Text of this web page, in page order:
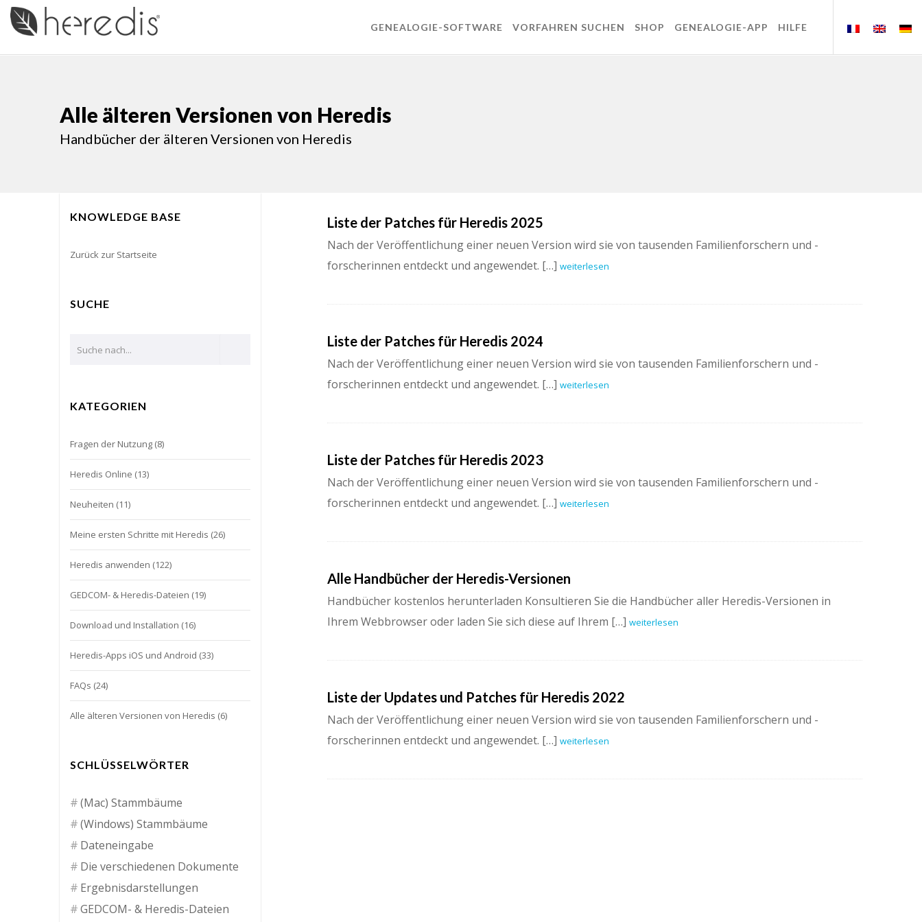
GENEALOGIE-SOFTWARE VORFAHREN SUCHEN SHOP GENEALOGIE-APP HILFE
Alle älteren Versionen von Heredis
Handbücher der älteren Versionen von Heredis
Liste der Patches für Heredis 2025
Nach der Veröffentlichung einer neuen Version wird sie von tausenden Familienforschern und -
forscherinnen entdeckt und angewendet. […] weiterlesen
Liste der Patches für Heredis 2024
Nach der Veröffentlichung einer neuen Version wird sie von tausenden Familienforschern und -
forscherinnen entdeckt und angewendet. […] weiterlesen
Liste der Patches für Heredis 2023
Nach der Veröffentlichung einer neuen Version wird sie von tausenden Familienforschern und -
forscherinnen entdeckt und angewendet. […] weiterlesen
Alle Handbücher der Heredis-Versionen
Handbücher kostenlos herunterladen Konsultieren Sie die Handbücher aller Heredis-Versionen in
Ihrem Webbrowser oder laden Sie sich diese auf Ihrem […] weiterlesen
Liste der Updates und Patches für Heredis 2022
Nach der Veröffentlichung einer neuen Version wird sie von tausenden Familienforschern und -
forscherinnen entdeckt und angewendet. […] weiterlesen
KNOWLEDGE BASE
Zurück zur Startseite
SUCHE
KATEGORIEN
Fragen der Nutzung (8)
Heredis Online (13)
Neuheiten (11)
Meine ersten Schritte mit Heredis (26)
Heredis anwenden (122)
GEDCOM- & Heredis-Dateien (19)
Download und Installation (16)
Heredis-Apps iOS und Android (33)
FAQs (24)
Alle älteren Versionen von Heredis (6)
SCHLÜSSELWÖRTER
(Mac) Stammbäume
(Windows) Stammbäume
Dateneingabe
Die verschiedenen Dokumente
Ergebnisdarstellungen
GEDCOM- & Heredis-Dateien